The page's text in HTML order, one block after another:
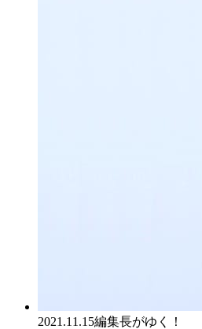
2021.11.15編集長がゆく！